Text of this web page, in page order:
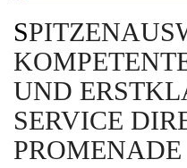
SPITZENAUSWAHL,
UND
SERVICE
PROMENADE